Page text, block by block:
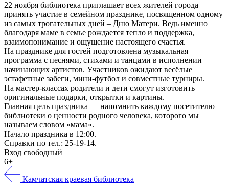
22 ноября библиотека приглашает всех жителей города
принять участие в семейном празднике, посвященном одному
из самых трогательных дней – Дню Матери. Ведь именно
благодаря маме в семье рождается тепло и поддержка,
взаимопонимание и ощущение настоящего счастья.
На празднике для гостей подготовлена музыкальная
программа с песнями, стихами и танцами в исполнении
начинающих артистов. Участников ожидают весёлые
эстафетные забеги, мини-футбол и совместные турниры.
На мастер-классах родители и дети смогут изготовить
оригинальные подарки, открытки и картины.
Главная цель праздника — напомнить каждому посетителю
библиотеки о ценности родного человека, которого мы
называем словом «мама».
Начало праздника в 12:00.
Справки по тел.: 25-19-14.
Вход свободный
6+
Камчатская краевая библиотека